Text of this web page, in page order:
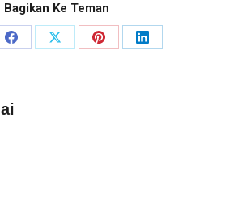
Bagikan Ke Teman
Share
Share
Share
Share